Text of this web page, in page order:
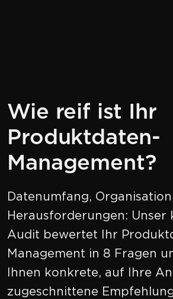
Wie reif ist Ihr
Produktdaten-
Management?
Datenumfang,
Herausforderungen: Unser
Audit bewertet Ihr
Management in 8 Fragen
Ihnen konkrete, auf Ihre
zugeschnittene